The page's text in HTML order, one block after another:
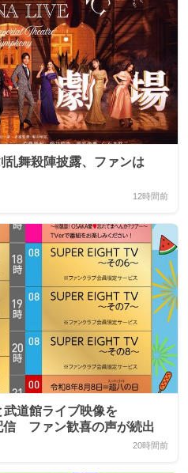
舞殺陣披露、ファンは
12時間前
道館ライブ映像を
信 ファン歓喜の声が続出
20時間前